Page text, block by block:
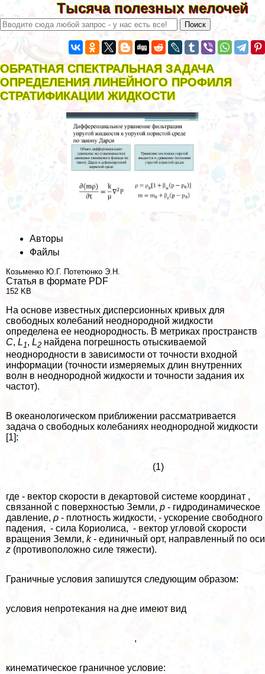
Тысяча полезных мелочей
ОБРАТНАЯ СПЕКТРАЛЬНАЯ ЗАДАЧА
ОПРЕДЕЛЕНИЯ ЛИНЕЙНОГО ПРОФИЛЯ
СТРАТИФИКАЦИИ ЖИДКОСТИ
Авторы
Файлы
Козьменко Ю.Г. Потетюнко Э.Н.
Статья в формате PDF
152 KB
На основе известных дисперсионных кривых для
свободных колебаний неоднородной жидкости
определена ее неоднородность. В метриках прострaнcтв
C, L1, L2 найдена погрешность отыскиваемой
неоднородности в зависимости от точности входной
информации (точности измеряемых длин внутренних
волн в неоднородной жидкости и точности задания их
частот).
В океанологическом приближении рассматривается
задача о свободных колебаниях неоднородной жидкости
[1]:
(1)
где - вектор скорости в декартовой системе координат ,
связанной с поверхностью Земли, p - гидродинамическое
давление, ρ - плотность жидкости, - ускорение свободного
падения, - сила Кориолиса, - вектор угловой скорости
вращения Земли, k- единичный орт, направленный по оси
z (противоположно силе тяжести).
Граничные условия запишутся следующим образом:
условия непротекания на дне имеют вид
,
кинематическое граничное условие: